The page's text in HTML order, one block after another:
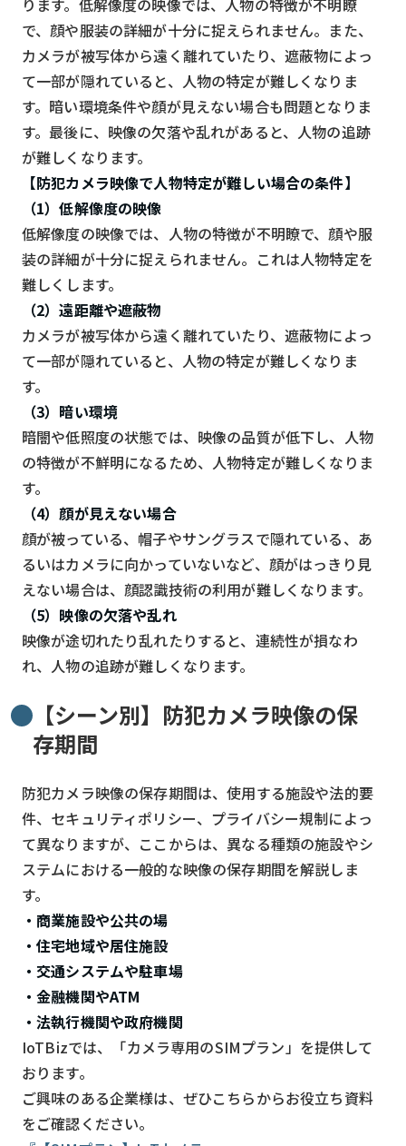
ります。低解像度の映像では、人物の特徴が不明瞭
で、顔や服装の詳細が十分に捉えられません。また、
カメラが被写体から遠く離れていたり、遮蔽物によっ
て一部が隠れていると、人物の特定が難しくなりま
す。暗い環境条件や顔が見えない場合も問題となりま
す。最後に、映像の欠落や乱れがあると、人物の追跡
が難しくなります。
【防犯カメラ映像で人物特定が難しい場合の条件】
（1）低解像度の映像
低解像度の映像では、人物の特徴が不明瞭で、顔や服
装の詳細が十分に捉えられません。これは人物特定を
難しくします。
（2）遠距離や遮蔽物
カメラが被写体から遠く離れていたり、遮蔽物によっ
て一部が隠れていると、人物の特定が難しくなりま
す。
（3）暗い環境
暗闇や低照度の状態では、映像の品質が低下し、人物
の特徴が不鮮明になるため、人物特定が難しくなりま
す。
（4）顔が見えない場合
顔が被っている、帽子やサングラスで隠れている、あ
るいはカメラに向かっていないなど、顔がはっきり見
えない場合は、顔認識技術の利用が難しくなります。
（5）映像の欠落や乱れ
映像が途切れたり乱れたりすると、連続性が損なわ
れ、人物の追跡が難しくなります。
【シーン別】防犯カメラ映像の保
存期間
防犯カメラ映像の保存期間は、使用する施設や法的要
件、セキュリティポリシー、プライバシー規制によっ
て異なりますが、ここからは、異なる種類の施設やシ
ステムにおける一般的な映像の保存期間を解説しま
す。
・商業施設や公共の場
・住宅地域や居住施設
・交通システムや駐車場
・金融機関やATM
・法執行機関や政府機関
IoTBizでは、「カメラ専用のSIMプラン」を提供して
おります。
ご興味のある企業様は、ぜひこちらからお役立ち資料
をご確認ください。